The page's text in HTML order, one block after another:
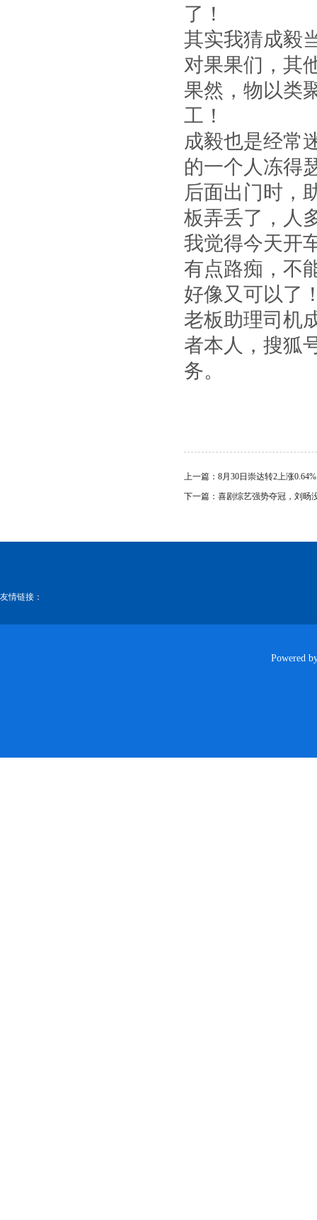
了！
其实我猜成毅
对果果们，其
果然，物以类
工！
成毅也是经常
的一个人冻得
后面出门时，
板弄丢了，人
我觉得今天开
有点路痴，不
好像又可以了
老板助理司机
者本人，搜狐
务。
上一篇： 8月30日崇达转2上涨
下一篇： 喜剧综艺强势夺冠，刘旸
友情链接：
Powered